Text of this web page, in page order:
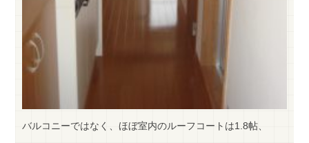
バルコニーではなく、ほぼ室内のルーフコートは1.8帖、